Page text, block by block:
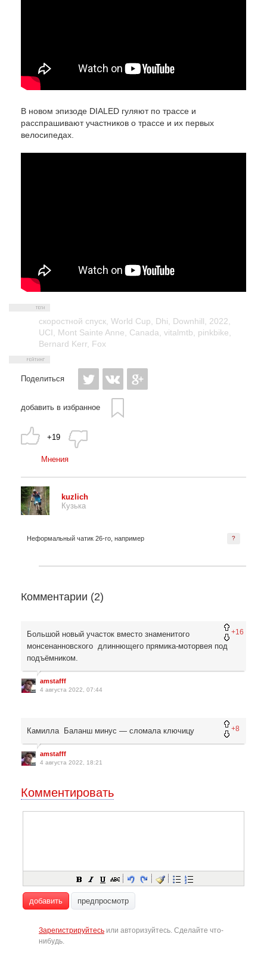
В новом эпизоде DIALED гуляют по трассе и
расспрашивают участников о трассе и их первых
велосипедах.
скоростной спуск World Cup Dhi Downhill 2022
UCI
Mont Sainte Anne Canada vitalmtb pinkbike
Bernard Kerr Fox
Поделиться
добавить в избранное
+19
Мнения
kuzlich
Кузька
?
Неформальный чатик 26-го, например
Комментарии (2)
+16
Большой новый участок вместо знаменитого
монсенанновского длиннющего прямика-моторвея под
подъёмником.
amstafff
4 августа 2022, 07:44
+8
Камилла Баланш минус — сломала ключицу
amstafff
4 августа 2022, 18:21
Комментировать
добавить предпросмотр
Зарегистрируйтесь или авторизуйтесь. Сделайте что-
нибудь.